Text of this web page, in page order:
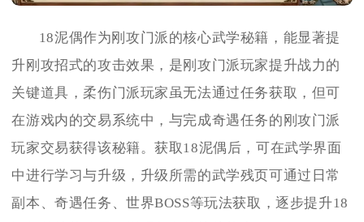
18泥偶作为刚攻门派的核心武学秘籍，能显著提
升刚攻招式的攻击效果，是刚攻门派玩家提升战力的
关键道具，柔伤门派玩家虽无法通过任务获取，但可
在游戏内的交易系统中，与完成奇遇任务的刚攻门派
玩家交易获得该秘籍。获取18泥偶后，可在武学界面
中进行学习与升级，升级所需的武学残页可通过日常
副本、奇遇任务、世界BOSS等玩法获取，逐步提升18